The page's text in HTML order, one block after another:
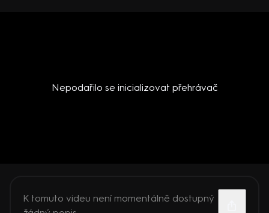
Nepodařilo se inicializovat přehrávač
K tomuto videu není momentálně dostupný